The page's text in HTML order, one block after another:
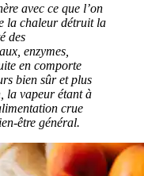
avec ce que l’on
la chaleur détruit la
des
enzymes,
en comporte
bien sûr et plus
la vapeur étant à
crue
être général.